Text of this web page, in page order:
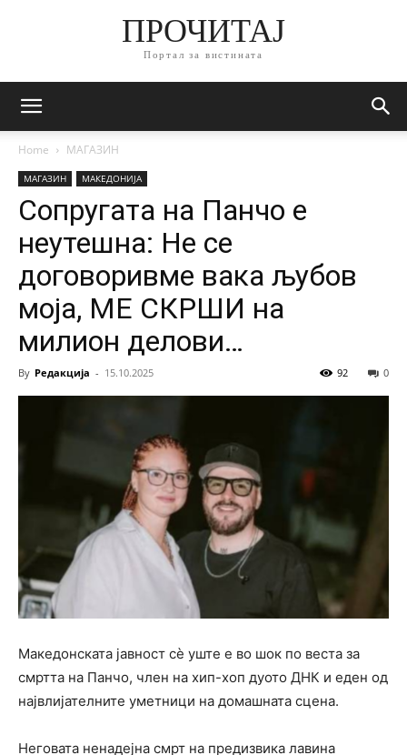
ПРОЧИТАЈ
Портал за вистината
Home МАГАЗИН
МАГАЗИН МАКЕДОНИЈА
Сопругата на Панчо е
неутешна: Не се
договоривме вака љубов
моја, МЕ СКРШИ на
милион делови…
By Редакција - 15.10.2025 0
92
Македонската јавност сè уште е во шок по веста за
смртта на Панчо, член на хип-хоп дуото ДНК и еден од
највлијателните уметници на домашната сцена.
Неговата ненадејна смрт на предизвика лавина